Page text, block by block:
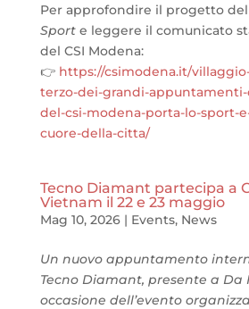
Per approfondire il progetto del
Sporte leggere il comunicato
del CSI Modena:
👉 https://csimodena.it/
terzo-dei-grandi-
del-csi-modena-porta-lo-sport-
cuore-della-citta/
Tecno Diamant partecipa a
Vietnam il 22 e 23 maggio
Mag 10, 2026| Events, News
Un nuovo appuntamento
Tecno Diamant, presente a Da
occasione dell’evento